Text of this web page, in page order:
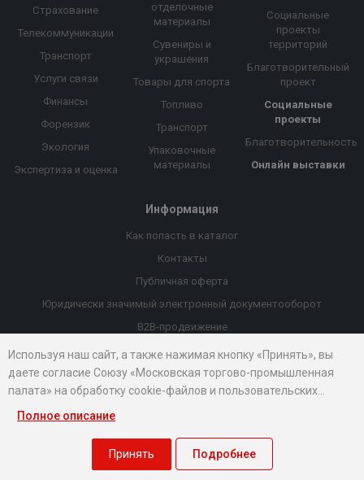
Страхование
Телекоммуникации
Транспорт
Услуги связи
Финансы
Форензик
Экология
Экспертиза и оценка
отделочные
материалы
Сувениры и
украшения
Товары для спорта
Топливо
Транспорт
Упаковочные
материалы
Социальные
проекты
территорий
Благотворительный
проект
Социальные
проекты
Благотворительность
Онлайн выставки
Информация
Как попасть в каталог
Контакты
Публичная оферта
Юридически значимый электронный документооборот
B2B-продвижение
Порекомендовать компанию
Онлайн выставки
Рейтинг компаний
© 2026 Все права защищены. Правовые документы
Используя наш сайт, а также нажимая кнопку «Принять», вы
даете согласие Союзу «Московская торгово-промышленная
палата» на обработку cookie-файлов и пользовательских
данных...
Полное описание
Принять Подробнее